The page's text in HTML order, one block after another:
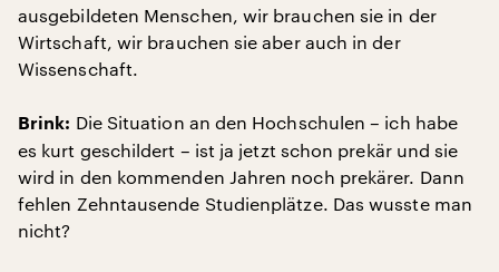
ausgebildeten Menschen, wir brauchen sie in der
Wirtschaft, wir brauchen sie aber auch in der
Wissenschaft.
Brink: Die Situation an den Hochschulen – ich habe
es kurt geschildert – ist ja jetzt schon prekär und sie
wird in den kommenden Jahren noch prekärer. Dann
fehlen Zehntausende Studienplätze. Das wusste man
nicht?